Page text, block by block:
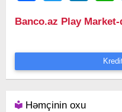
Banco.az Play Market-
Həmçinin oxu